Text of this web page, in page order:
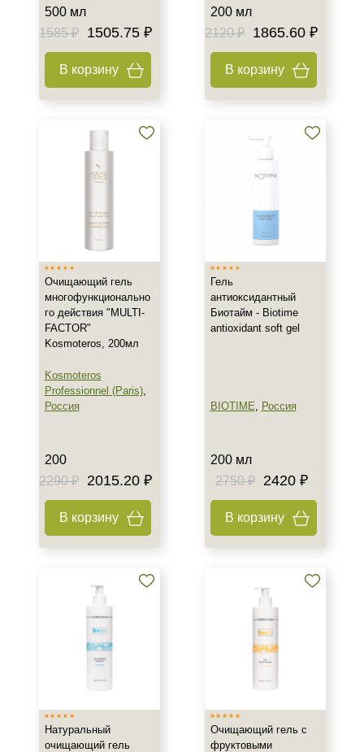
Восстановление
Матирование
Обезжиривание
Показать еще
Назначение против
Возрастные изменения
Гладкость
Лифтинг
Обновление клеток
Показать еще
Веки
Губы
Показать еще
Объём
50 мл
Ингредиенты
AHA-кислоты
Показать еще
Время применения
500 мл
1585 ₽
1505.75 ₽
В корзину
200 мл
2120 ₽
1865.60 ₽
В корзину
Очищающий гель
многофункционально
го действия "MULTI-
FACTOR"
Kosmoteros, 200мл
Kosmoteros
Professionnel (Paris),
Россия
200
2290 ₽
2015.20 ₽
В корзину
Гель
антиоксидантный
Биотайм - Biotime
antioxidant soft gel
BIOTIME, Россия
200 мл
2750 ₽
2420 ₽
В корзину
Натуральный
очищающий гель
Очищающий гель с
фруктовыми